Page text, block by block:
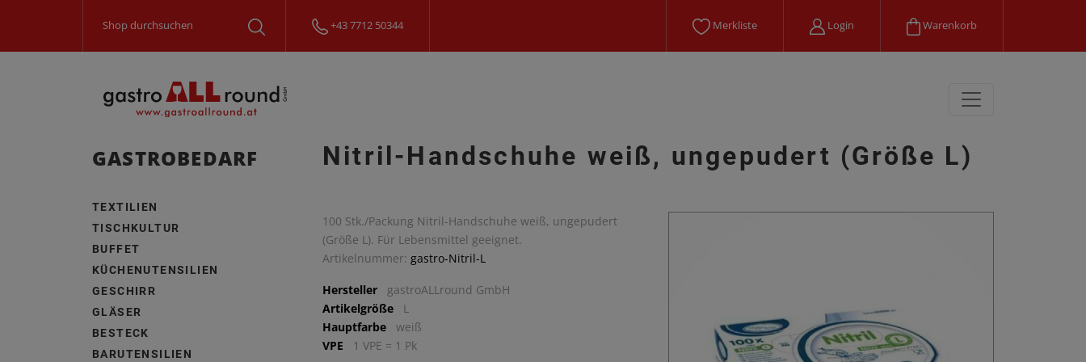
+43 7712 50344 Merkliste Login Warenkorb
GASTROBEDARF
TEXTILIEN
TISCHKULTUR
BUFFET
KÜCHENUTENSILIEN
GESCHIRR
GLÄSER
BESTECK
BARUTENSILIEN
Nitril-Handschuhe weiß, ungepudert (Größe L)
100 Stk./Packung Nitril-Handschuhe weiß, ungepudert
(Größe L). Für Lebensmittel geeignet.
Artikelnummer: gastro-Nitril-L
Hersteller
gastroALLround GmbH
Artikelgröße
L
Hauptfarbe
weiß
VPE
1 VPE = 1 Pk